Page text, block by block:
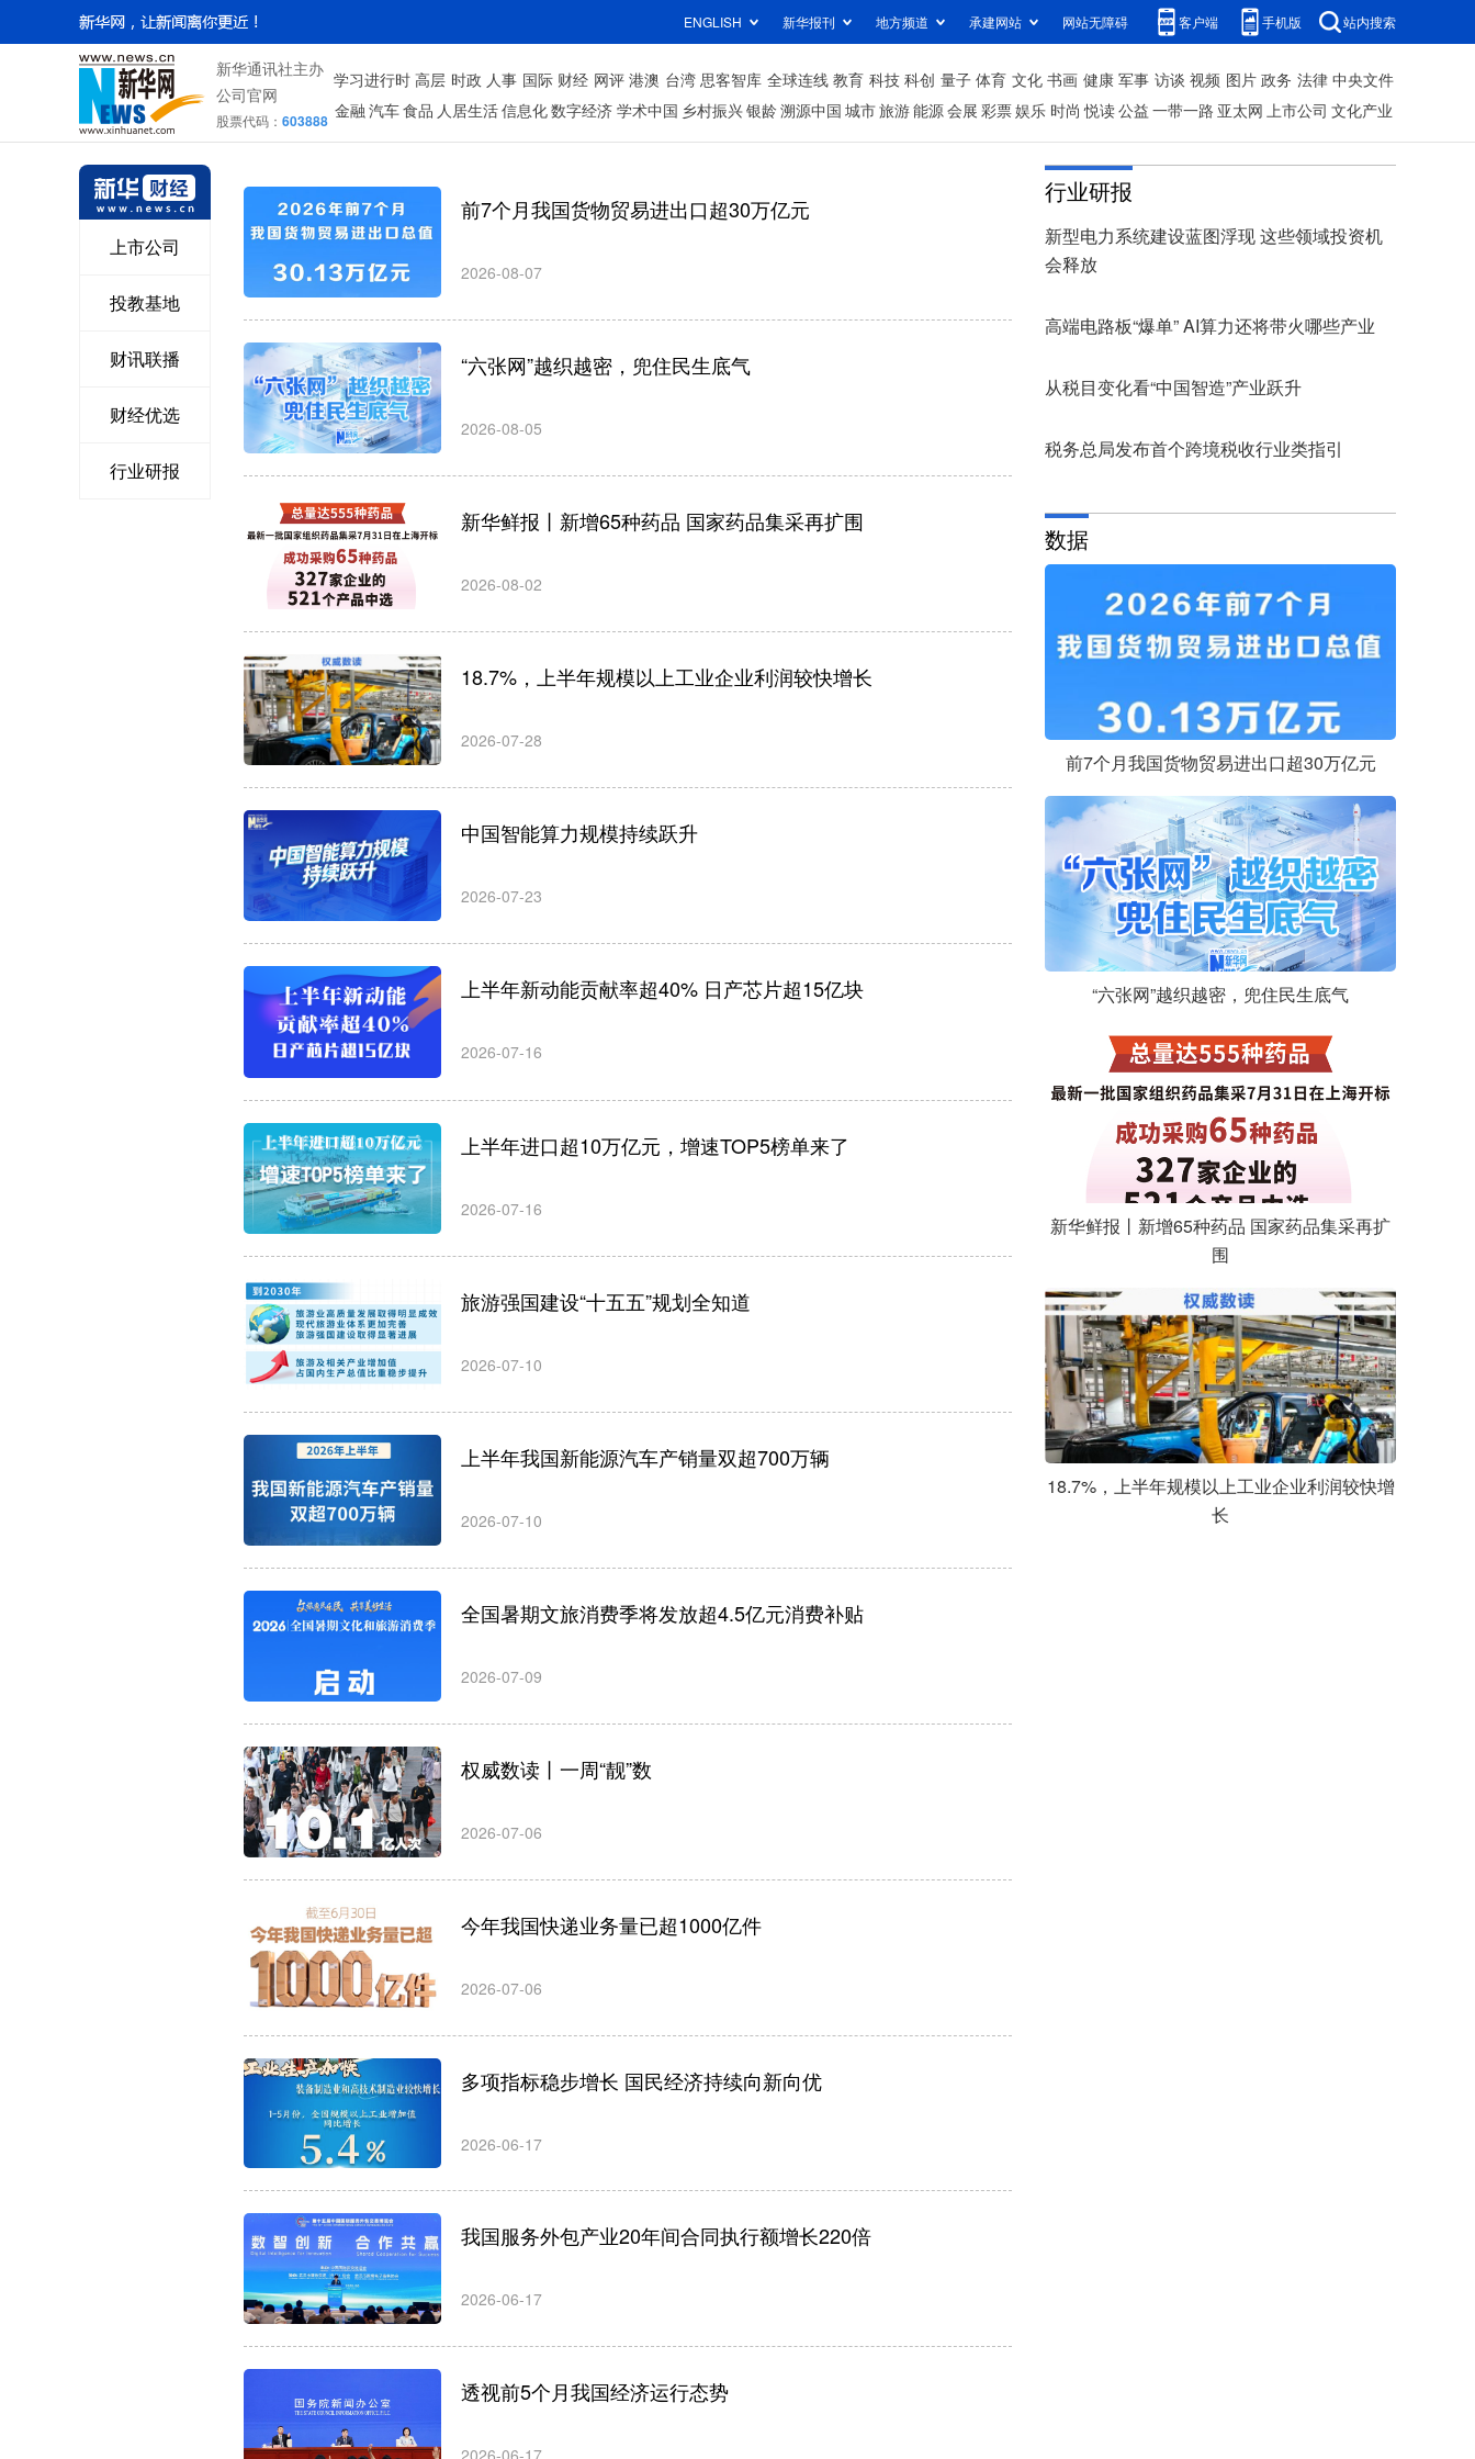
ENGLISH 新华报刊 地方频道 承建网站 网站无障碍 客户端 手机版 站内搜索
新华通讯社主办
公司官网
股票代码： 603888
学习进行时 高层 时政 人事 国际 财经 网评 港澳 台湾 思客智库 全球连线 教育 科技 科创 量子 体育 文化 书画 健康 军事 访谈 视频 图片 政务 法律 中央文件
金融 汽车食品 人居生活信息化数字经济 学术中国 乡村振兴银龄溯源中国 城市旅游能源会展 彩票娱乐 时尚 悦读公益 一带一路 亚太网 上市公司 文化产业
上市公司
投教基地
财讯联播
财经优选
行业研报
前7个月我国货物贸易进出口超30万亿元
2026-08-07
“六张网”越织越密，兜住民生底气
2026-08-05
新华鲜报丨新增65种药品 国家药品集采再扩围
2026-08-02
18.7%，上半年规模以上工业企业利润较快增长
2026-07-28
中国智能算力规模持续跃升
2026-07-23
上半年新动能贡献率超40% 日产芯片超15亿块
2026-07-16
上半年进口超10万亿元，增速TOP5榜单来了
2026-07-16
旅游强国建设“十五五”规划全知道
2026-07-10
上半年我国新能源汽车产销量双超700万辆
2026-07-10
全国暑期文旅消费季将发放超4.5亿元消费补贴
2026-07-09
权威数读丨一周“靓”数
2026-07-06
今年我国快递业务量已超1000亿件
2026-07-06
多项指标稳步增长 国民经济持续向新向优
2026-06-17
我国服务外包产业20年间合同执行额增长220倍
2026-06-17
透视前5个月我国经济运行态势
行业研报
新型电力系统建设蓝图浮现 这些领域投资机
会释放
高端电路板“爆单” AI算力还将带火哪些产业
从税目变化看“中国智造”产业跃升
税务总局发布首个跨境税收行业类指引
数据
前7个月我国货物贸易进出口超30万亿元
“六张网”越织越密，兜住民生底气
新华鲜报丨新增65种药品 国家药品集采再扩
围
18.7%，上半年规模以上工业企业利润较快增
长